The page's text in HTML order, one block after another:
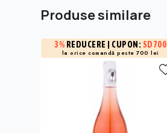
Produse similare
3% REDUCERE | CUPON: SD700
la orice comandă peste 700 lei